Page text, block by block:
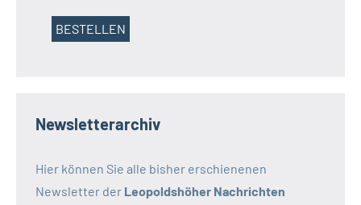
Newsletterarchiv
Hier können Sie alle bisher erschienenen
Newsletter der Leopoldshöher Nachrichten